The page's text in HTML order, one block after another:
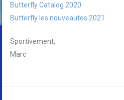
Butterfly Catalog 2020
Butterfly les nouveautes 2021
Sportivement,
Marc